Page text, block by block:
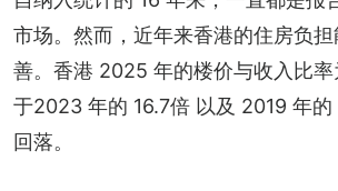
市场。然而，近年来香港的住房负
善。香港 2025 年的楼价与收入比率
于2023 年的 16.7倍 以及 2019 年
回落。